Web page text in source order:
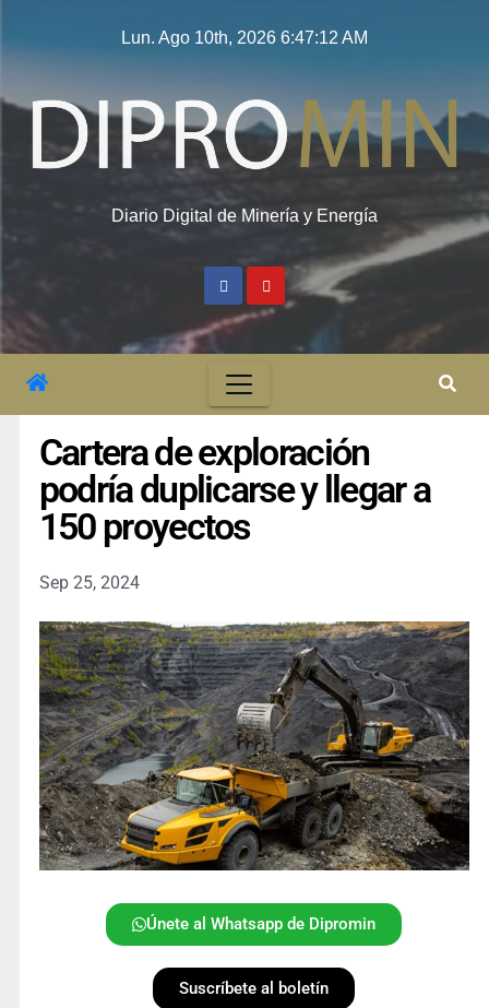
Lun. Ago 10th, 2026 6:47:13 AM
Diario Digital de Minería y Energía
Cartera de exploración
podría duplicarse y llegar a
150 proyectos
Sep 25, 2024
Únete al Whatsapp de Dipromin
Suscríbete al boletín